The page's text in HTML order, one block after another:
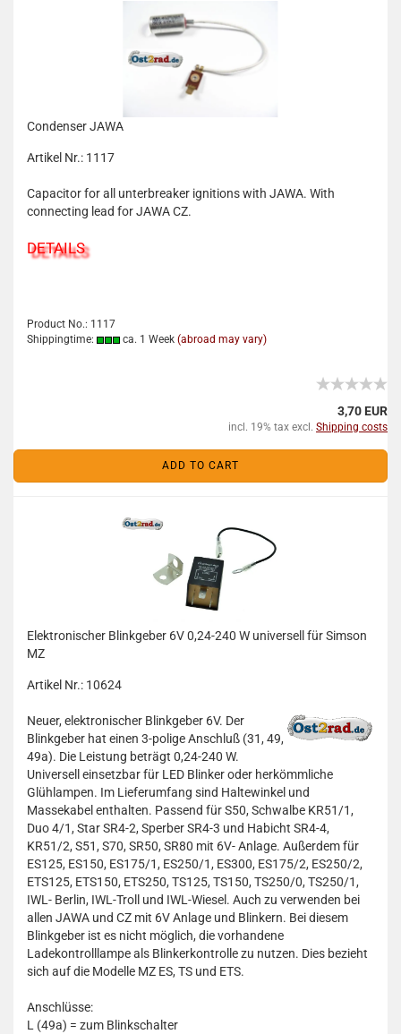
Condenser JAWA
Artikel Nr.: 1117
Capacitor for all unterbreaker ignitions with JAWA. With
connecting lead for JAWA CZ.
DETAILS
Product No.: 1117
Shippingtime:
ca. 1 Week (abroad may vary)
3,70 EUR
incl. 19% tax excl. Shipping costs
ADD TO CART
Elektronischer Blinkgeber 6V 0,24-240 W universell für Simson
MZ
Artikel Nr.: 10624
Neuer, elektronischer Blinkgeber 6V. Der
Blinkgeber hat einen 3-polige Anschluß (31, 49,
49a). Die Leistung beträgt 0,24-240 W.
Universell einsetzbar für LED Blinker oder herkömmliche
Glühlampen. Im Lieferumfang sind Haltewinkel und
Massekabel enthalten. Passend fürS50, Schwalbe KR51/1,
Duo 4/1, Star SR4-2, Sperber SR4-3 und Habicht SR4-4,
KR51/2, S51, S70, SR50, SR80 mit 6V- Anlage. Außerdem für
ES125, ES150, ES175/1, ES250/1, ES300, ES175/2, ES250/2,
ETS125, ETS150, ETS250, TS125, TS150, TS250/0, TS250/1,
IWL- Berlin, IWL-Troll und IWL-Wiesel. Auch zu verwenden bei
allen JAWA und CZ mit 6V Anlage und Blinkern. Bei diesem
Blinkgeber ist es nicht möglich, die vorhandene
Ladekontrolllampe als Blinkerkontrolle zu nutzen. Dies bezieht
sich auf die Modelle MZ ES, TS und ETS.
Anschlüsse:
L (49a) = zum Blinkschalter